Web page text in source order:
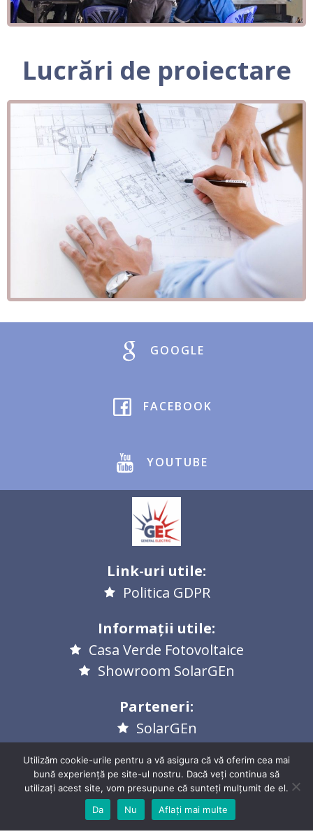
Lucrări de proiectare
GOOGLE
FACEBOOK
YOUTUBE
Link-uri utile:
Politica GDPR
Informații utile:
Casa Verde Fotovoltaice
Showroom SolarGEn
Parteneri:
SolarGEn
PRIMA PAGINĂ
Utilizăm cookie-urile pentru a vă asigura că vă oferim cea mai
bună experiență pe site-ul nostru. Dacă veți continua să
utilizați acest site, vom presupune că sunteți mulțumit de el.
Da
Nu Aflați mai multe